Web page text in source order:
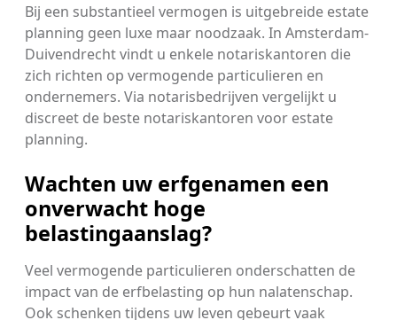
Bij een substantieel vermogen is uitgebreide estate
planning geen luxe maar noodzaak. In Amsterdam-
Duivendrecht vindt u enkele notariskantoren die
zich richten op vermogende particulieren en
ondernemers. Via notarisbedrijven vergelijkt u
discreet de beste notariskantoren voor estate
planning.
Wachten uw erfgenamen een
onverwacht hoge
belastingaanslag?
Veel vermogende particulieren onderschatten de
impact van de erfbelasting op hun nalatenschap.
Ook schenken tijdens uw leven gebeurt vaak